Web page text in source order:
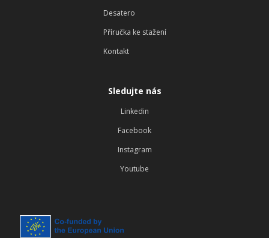
Desatero
Příručka ke stažení
Kontakt
Sledujte nás
Linkedin
Facebook
Instagram
Youtube